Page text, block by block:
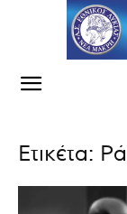
Ετικέτα: